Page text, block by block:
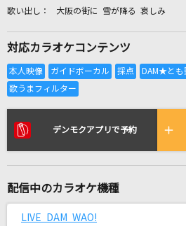
全国りれき
リアルタイムで歌われて
DREAMS
[生音]HOT LIMIT
T.M.Revolution
大阪の街に 雪が降る 哀しみ
対応カラオケコンテンツ
デンモクアプリで予約
配信中のカラオケ機種
LIVE DAM WAO!